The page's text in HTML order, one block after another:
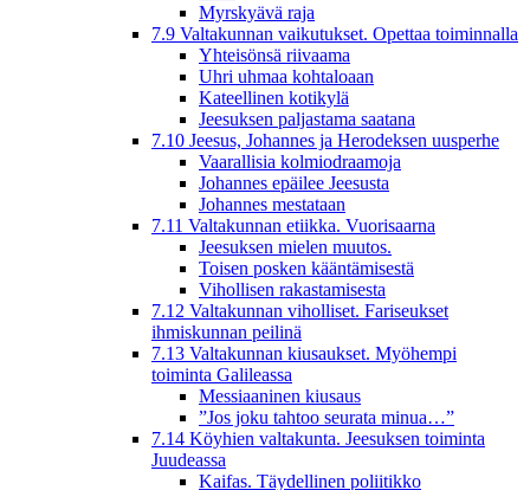
Myrskyävä raja
7.9 Valtakunnan vaikutukset. Opettaa toiminnalla
Yhteisönsä riivaama
Uhri uhmaa kohtaloaan
Kateellinen kotikylä
Jeesuksen paljastama saatana
7.10 Jeesus, Johannes ja Herodeksen uusperhe
Vaarallisia kolmiodraamoja
Johannes epäilee Jeesusta
Johannes mestataan
7.11 Valtakunnan etiikka. Vuorisaarna
Jeesuksen mielen muutos.
Toisen posken kääntämisestä
Vihollisen rakastamisesta
7.12 Valtakunnan viholliset. Fariseukset
ihmiskunnan peilinä
7.13 Valtakunnan kiusaukset. Myöhempi
toiminta Galileassa
Messiaaninen kiusaus
”Jos joku tahtoo seurata minua…”
7.14 Köyhien valtakunta. Jeesuksen toiminta
Juudeassa
Kaifas. Täydellinen poliitikko